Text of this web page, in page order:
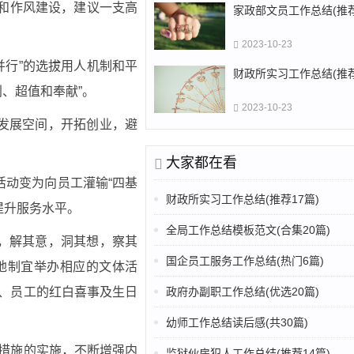
作风建设，建议一支高
”的选拔用人机制和平
超值和奉献”。
展空间，开拓创业，避
动变为向员工灌输“四基
服务水平。
解其意，洞其想，察其
制宜举办相应的文体活
员工的红白喜事及生日
施的实施，不断增强内
家政部文员工作总结(推
2023-10-23
财政所实习工作总结(推
2023-10-23
大家都在看
财政所实习工作总结(推荐17篇)
全局工作总结模板范文(合集20篇)
国企员工服务工作总结(热门6篇)
政府办副职工作总结(优选20篇)
幼师工作总结读后感(共30篇)